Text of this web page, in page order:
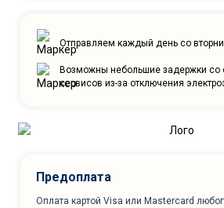
Отправляем каждый день со
Возможны небольшие задержки со
сервисов из-за отключения
Предоплата
Оплата картой Visa или Mastercard